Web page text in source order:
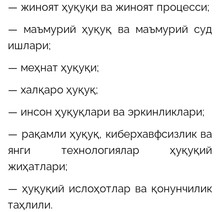
— жиноят ҳуқуқи ва жиноят процесси;
— маъмурий ҳуқуқ ва маъмурий суд
ишлари;
— меҳнат ҳуқуқи;
— халқаро ҳуқуқ;
— инсон ҳуқуқлари ва эркинликлари;
— рақамли ҳуқуқ, киберхавфсизлик ва
янги технологиялар ҳуқуқий
жиҳатлари;
— ҳуқуқий ислоҳотлар ва қонунчилик
таҳлили.